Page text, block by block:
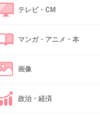
テレビ・CM
マンガ・アニメ・本
画像
政治・経済